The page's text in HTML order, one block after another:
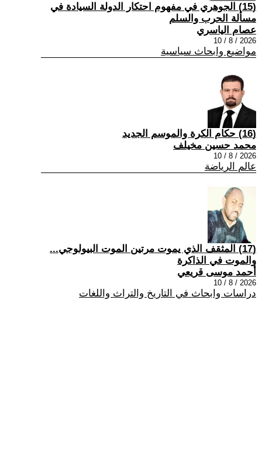
(15) الجوهري في مفهوم احتكار الدولة السيادة في
مسألة الحرب والسلم
عصام الياسري
2026 / 8 / 10
مواضيع وابحاث سياسية
(16) حكام الكرة والموسم الجديد
محمد حسين مخيلف
2026 / 8 / 10
عالم الرياضة
(17) المثقف الذي يموت مرتين الموت البيولوجي...
والموت في الذاكرة
أحمد موسى قريعي
2026 / 8 / 10
دراسات وابحاث في التاريخ والتراث واللغات